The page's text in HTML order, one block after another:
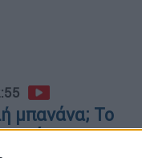
μπανάνα; Το
Τέχνης